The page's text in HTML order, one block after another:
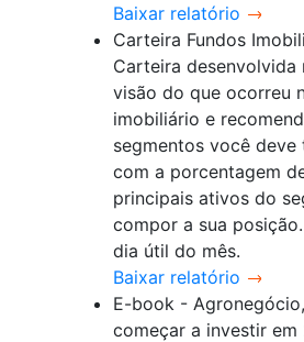
Baixar relatório
Carteira Fundos
Carteira desenvolvida
visão do que ocorreu
imobiliário e
segmentos você deve
com a porcentagem
principais ativos do
compor a sua
dia útil do mês.
Baixar relatório
E-book -
começar a investir em